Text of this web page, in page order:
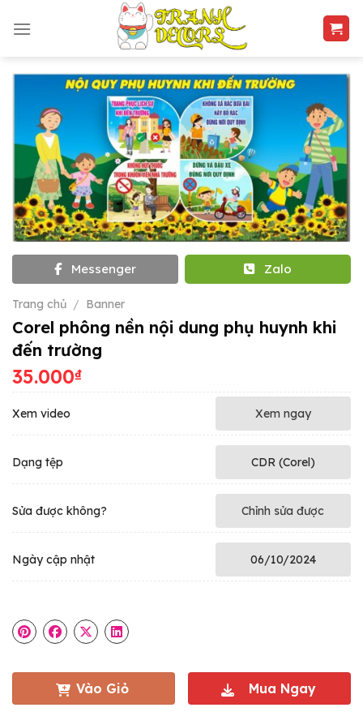
Messenger Zalo
Trang chủ / Banner
Corel phông nền nội dung phụ huynh khi
đến trường
35.000₫
Xem video Xem ngay
Dạng tệp CDR (Corel)
Sửa được không? Chỉnh sửa được
Ngày cập nhật 06/10/2024
Vào Giỏ Mua Ngay